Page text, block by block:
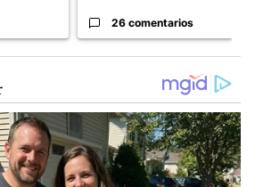
26 comentarios